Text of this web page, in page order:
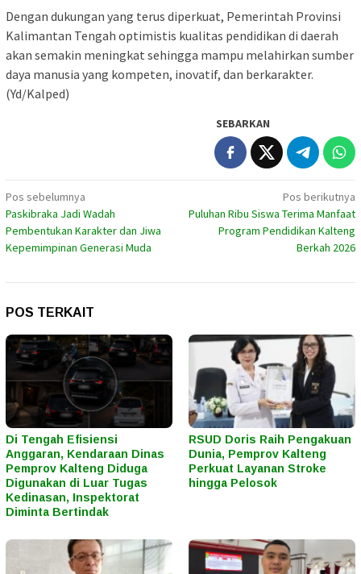
Dengan dukungan yang terus diperkuat, Pemerintah Provinsi
Kalimantan Tengah optimistis kualitas pendidikan di daerah
akan semakin meningkat sehingga mampu melahirkan sumber
daya manusia yang kompeten, inovatif, dan berkarakter.
(Yd/Kalped)
SEBARKAN
Navigasi
pos
Pos sebelumnya
Paskibraka Jadi Wadah
Pembentukan Karakter dan Jiwa
Kepemimpinan Generasi Muda
Pos berikutnya
Puluhan Ribu Siswa Terima Manfaat
Program Pendidikan Kalteng
Berkah 2026
POS TERKAIT
Di Tengah Efisiensi
Anggaran, Kendaraan Dinas
Pemprov Kalteng Diduga
Digunakan di Luar Tugas
Kedinasan, Inspektorat
Diminta Bertindak
RSUD Doris Raih Pengakuan
Dunia, Pemprov Kalteng
Perkuat Layanan Stroke
hingga Pelosok